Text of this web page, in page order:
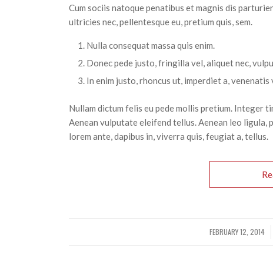
Cum sociis natoque penatibus et magnis dis
ultricies nec, pellentesque eu, pretium quis, sem.
Nulla consequat massa quis enim.
Donec pede justo, fringilla vel, aliquet nec,
In enim justo, rhoncus ut, imperdiet a,
Nullam dictum felis eu pede mollis pretium. Integer
Aenean vulputate eleifend tellus. Aenean leo ligula,
lorem ante, dapibus in, viverra quis, feugiat a, tellus.
FEBRUARY 12, 2014
/